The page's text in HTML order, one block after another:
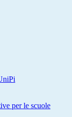
per le scuole